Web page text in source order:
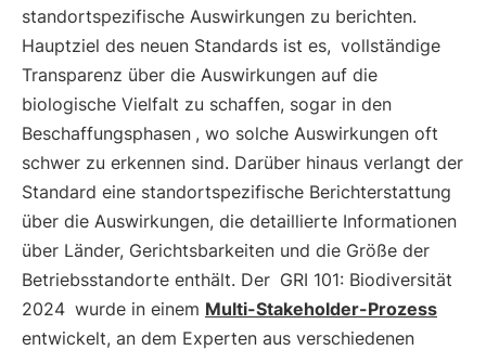
standortspezifische Auswirkungen zu berichten.
Hauptziel des neuen Standards ist es, vollständige
Transparenz über die Auswirkungen auf die
biologische Vielfalt zu schaffen, sogar in den
Beschaffungsphasen , wo solche Auswirkungen oft
schwer zu erkennen sind. Darüber hinaus verlangt der
Standard eine standortspezifische Berichterstattung
über die Auswirkungen, die detaillierte Informationen
über Länder, Gerichtsbarkeiten und die Größe der
Betriebsstandorte enthält. Der GRI 101: Biodiversität
2024 wurde in einem Multi-Stakeholder-Prozess
entwickelt, an dem Experten aus verschiedenen